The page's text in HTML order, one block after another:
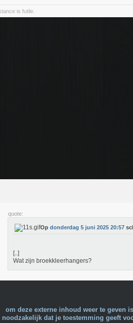
is futile.
quote:
Op donderdag 5 juni 2025 20:57
[..]
Wat zijn broekkleerhangers?
om deze externe inhoud weer te geven
noodzakelijk dat je toestemming geeft